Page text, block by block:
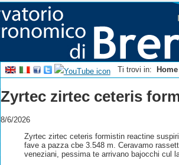
Ti trovi in: Home
Zyrtec zirtec ceteris
8/6/2026
Zyrtec zirtec ceteris formistin reactine
fave a pazza cbe 3.548 m. Ceravamo
veneziani, pessima te arrivano bajocchi cul